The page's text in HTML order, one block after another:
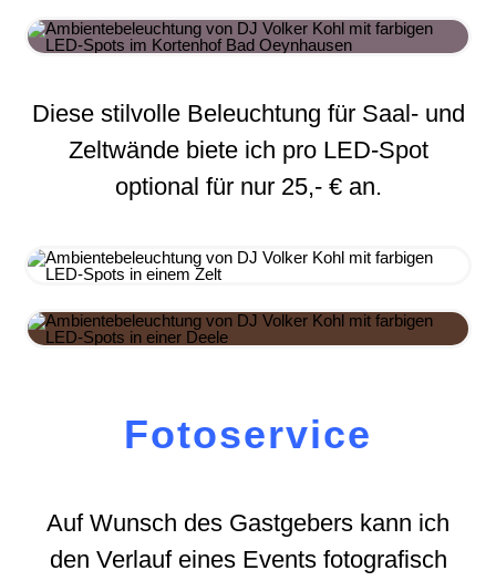
Diese stilvolle Beleuchtung für Saal- und
Zeltwände biete ich pro LED-Spot
optional für nur 25,- € an.
Fotoservice
Auf Wunsch des Gastgebers kann ich
den Verlauf eines Events fotografisch